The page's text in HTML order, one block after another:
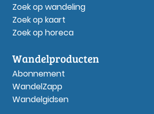
Zoek op wandeling
Zoek op kaart
Zoek op horeca
Wandelproducten
Abonnement
WandelZapp
Wandelgidsen